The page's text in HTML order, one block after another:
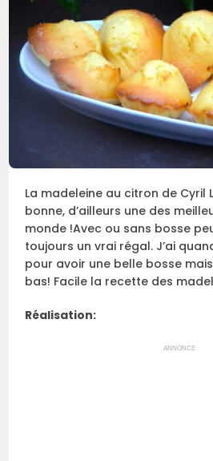
La madeleine au citron de Cyril
bonne, d’ailleurs une des
monde !Avec ou sans bosse
toujours un vrai régal. J’ai
pour avoir une belle bosse
bas! Facile la recette des
Réalisation:
ANNONCE